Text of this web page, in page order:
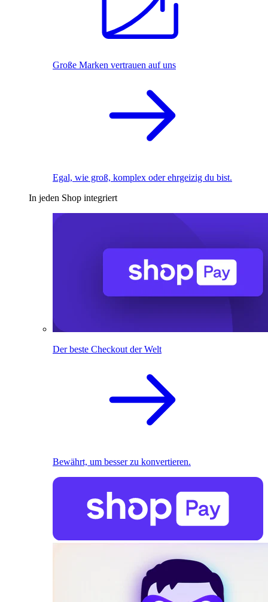
Große Marken vertrauen auf uns
Egal, wie groß, komplex oder ehrgeizig du bist.
In jeden Shop integriert
Der beste Checkout der Welt
Bewährt, um besser zu konvertieren.